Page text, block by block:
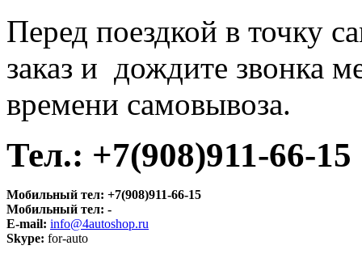
Перед поездкой в точку
заказ и дождите звонка
времени самовывоза.
Тел.: +7(908)911-66-15
Мобильный тел: +7(908)911-66-15
Мобильный тел: -
E-mail: info@4autoshop.ru
Skype: for-auto